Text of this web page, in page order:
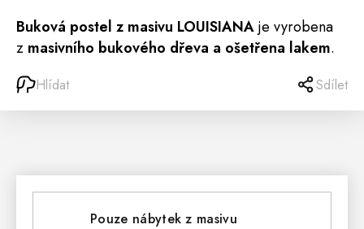
Buková postel z masivu LOUISIANAje vyrobena
z masivního bukového dřeva a ošetřena lakem.
Hlídat Sdílet
Pouze nábytek z masivu